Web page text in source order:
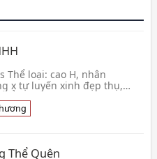
Thể loại: cao H, nhân
x tự luyến xinh đẹp thụ,
Tiểu Yến
Thể Quên